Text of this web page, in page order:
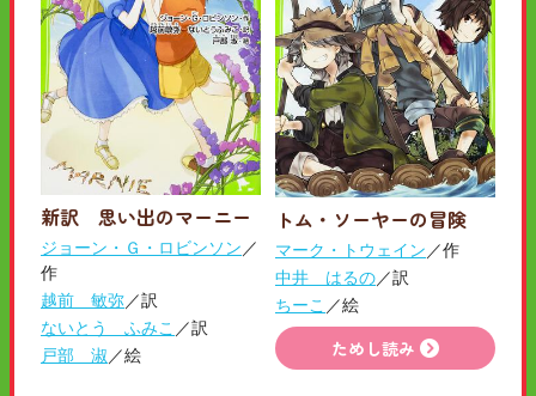
新訳 思い出のマーニー
ジョーン・Ｇ・ロビンソン ／
作
越前 敏弥／訳
ないとう ふみこ ／訳
戸部 淑 ／絵
トム・ソーヤーの冒険
マーク・トウェイン ／作
中井 はるの／訳
ちーこ ／絵
ためし読み